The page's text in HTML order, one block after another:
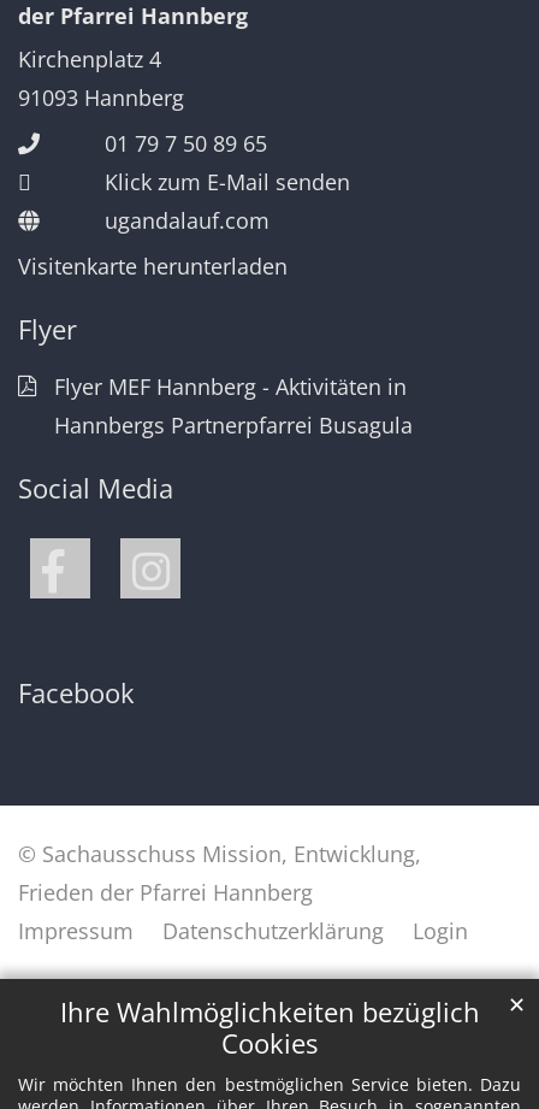
Ihre Wahlmöglichkeiten bezüglich
Cookies
Wir möchten Ihnen den bestmöglichen Service bieten. Dazu
✕
der Pfarrei Hannberg
Kirchenplatz 4
91093 Hannberg
01 79 7 50 89 65
Klick zum E-Mail senden
ugandalauf.com
Visitenkarte herunterladen
Flyer
Flyer MEF Hannberg - Aktivitäten in
Hannbergs Partnerpfarrei Busagula
Social Media
Facebook
© Sachausschuss Mission, Entwicklung,
Frieden der Pfarrei Hannberg
Impressum
Datenschutzerklärung Login